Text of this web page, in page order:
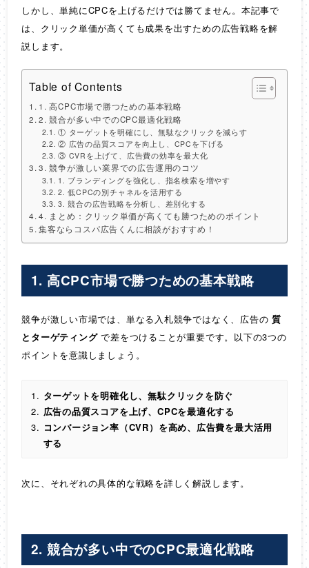
しかし、単純にCPCを上げるだけでは勝てません。本記事で
は、クリック単価が高くても成果を出すための広告戦略を解
説します。
Table of Contents
1. 高CPC市場で勝つための基本戦略
2. 競合が多い中でのCPC最適化戦略
① ターゲットを明確にし、無駄なクリックを減らす
② 広告の品質スコアを向上し、CPCを下げる
③ CVRを上げて、広告費の効率を最大化
3. 競争が激しい業界での広告運用のコツ
1. ブランディングを強化し、指名検索を増やす
2. 低CPCの別チャネルを活用する
3. 競合の広告戦略を分析し、差別化する
4. まとめ：クリック単価が高くても勝つためのポイント
集客ならコスパ広告くんに相談がおすすめ！
1. 高CPC市場で勝つための基本戦略
競争が激しい市場では、単なる入札競争ではなく、広告の質
とターゲティングで差をつけることが重要です。以下の3つの
ポイントを意識しましょう。
ターゲットを明確化し、無駄クリックを防ぐ
広告の品質スコアを上げ、CPCを最適化する
コンバージョン率（CVR）を高め、広告費を最大活用
する
次に、それぞれの具体的な戦略を詳しく解説します。
2. 競合が多い中でのCPC最適化戦略